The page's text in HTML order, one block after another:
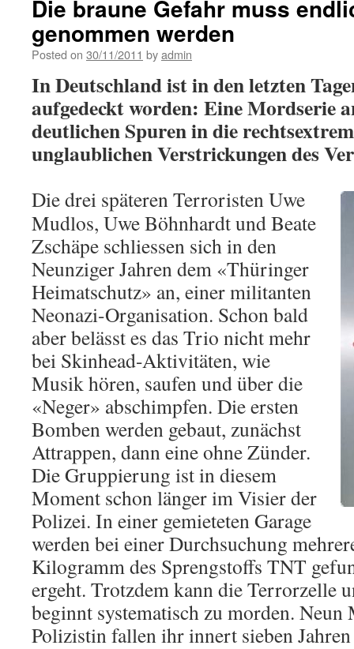
Die braune Gefahr muss
genommen werden
Posted on 30/11/2011 byadmin
In Deutschland ist in den letzten
aufgedeckt worden: Eine Mordserie
deutlichen Spuren in die
unglaublichen Verstrickungen des
Die drei späteren Terroristen Uwe
Mudlos, Uwe Böhnhardt und Beate
Zschäpe schliessen sich in den
Neunziger Jahren dem «Thüringer
Heimatschutz» an, einer militanten
Neonazi-Organisation. Schon bald
aber belässt es das Trio nicht mehr
bei Skinhead-Aktivitäten, wie
Musik hören, saufen und über die
«Neger» abschimpfen. Die ersten
Bomben werden gebaut, zunächst
Attrappen, dann eine ohne Zünder.
Die Gruppierung ist in diesem
Moment schon länger im Visier der
Polizei. In einer gemieteten Garage
werden bei einer Durchsuchung
Kilogramm des Sprengstoffs TNT
ergeht. Trotzdem kann die Terrorzelle
beginnt systematisch zu morden. Neun
Polizistin fallen ihr innert sieben